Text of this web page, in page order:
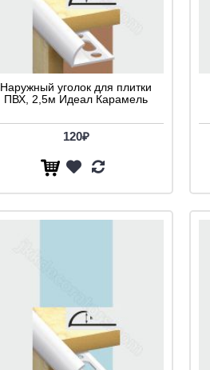
Наружный уголок для плитки
ПВХ, 2,5м Идеал Карамель
120₽